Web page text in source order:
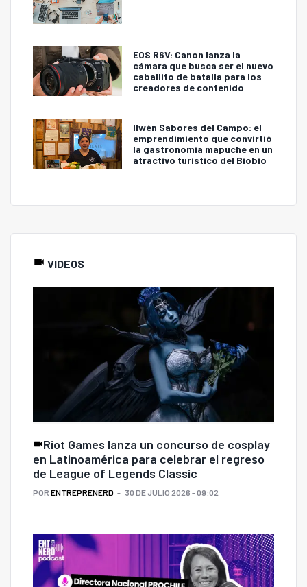
EOS R6V: Canon lanza la
cámara que busca ser el nuevo
caballito de batalla para los
creadores de contenido
Ilwén Sabores del Campo: el
emprendimiento que convirtió
la gastronomía mapuche en un
atractivo turístico del Biobío
VIDEOS
Riot Games lanza un concurso de cosplay
en Latinoamérica para celebrar el regreso
de League of Legends Classic
POR ENTREPRENERD 30 DE JULIO 2026 - 09:02